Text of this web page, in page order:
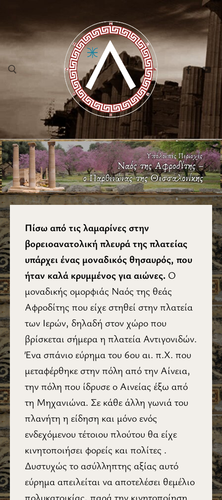
Πίσω από τις λαμαρίνες στην
βορειοανατολική πλευρά της πλατείας
υπάρχει ένας μοναδικός θησαυρός, που
ήταν καλά κρυμμένος για αιώνες. Ο
μοναδικής ομορφιάς Ναός της θεάς
Αφροδίτης που είχε στηθεί στην πλατεία
των Ιερών, δηλαδή στον χώρο που
βρίσκεται σήμερα η πλατεία Αντιγονιδών.
Ένα σπάνιο εύρημα του 6ου αι. π.Χ. που
μεταφέρθηκε στην πόλη από την Αίνεια,
την πόλη που ίδρυσε ο Αινείας έξω από
τη Μηχανιώνα. Σε κάθε άλλη γωνιά του
πλανήτη η είδηση και μόνο ενός
ενδεχόμενου τέτοιου πλούτου θα είχε
κινητοποιήσει φορείς και πολίτες .
Δυστυχώς το ασύλληπτης αξίας αυτό
εύρημα απειλείται να αποτελέσει θεμέλιο
πολυκατοικίας, παρά την κινητοποίηση